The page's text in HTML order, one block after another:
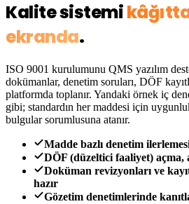
Kalite sistemi
ekranda.
ISO 9001 kurulumunu QMS yazılım
dokümanlar, denetim soruları, DÖF
platformda toplanır. Yandaki örnek iç
gibi; standardın her maddesi için
bulgular sorumlusuna atanır.
Madde bazlı denetim
DÖF (düzeltici faaliyet)
Doküman revizyonları ve
hazır
Gözetim denetimlerinde